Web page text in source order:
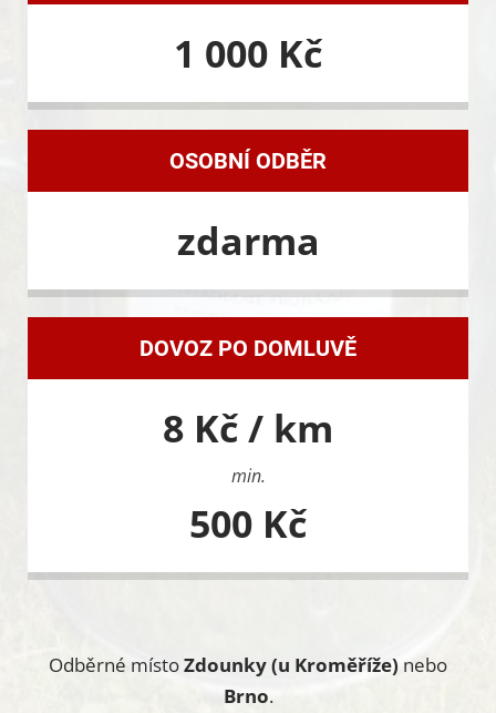
1 000 Kč
OSOBNÍ ODBĚR
zdarma
DOVOZ PO DOMLUVĚ
8 Kč / km
min.
500 Kč
Odběrné místoZdounky (u Kroměříže) nebo
Brno.